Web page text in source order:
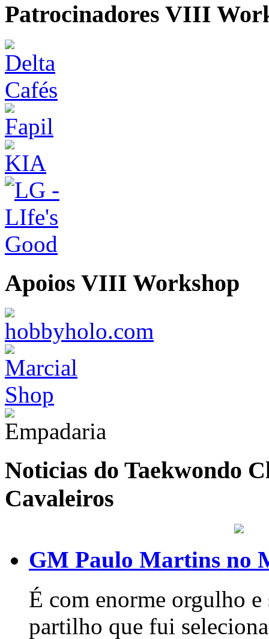
Patrocinadores VIII
Apoios VIII Workshop
Noticias do Taekwondo
Cavaleiros
GM Paulo Martins no
É com enorme orgulho
partilho que fui